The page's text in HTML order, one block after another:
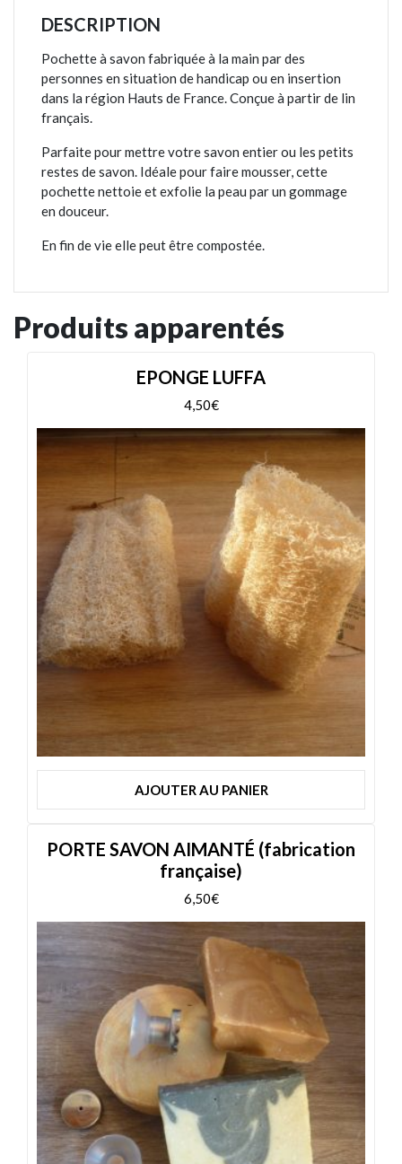
DESCRIPTION
Pochette à savon fabriquée à la main par des
personnes en situation de handicap ou en insertion
dans la région Hauts de France. Conçue à partir de lin
français.
Parfaite pour mettre votre savon entier ou les petits
restes de savon. Idéale pour faire mousser, cette
pochette nettoie et exfolie la peau par un gommage
en douceur.
En fin de vie elle peut être compostée.
Produits apparentés
EPONGE LUFFA
4,50€
AJOUTER AU PANIER
PORTE SAVON AIMANTÉ (fabrication
française)
6,50€